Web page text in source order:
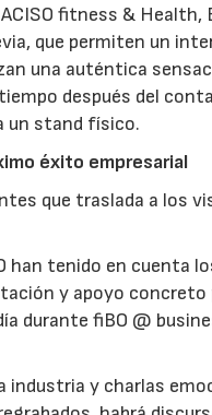
fitness & Health,
que permiten un
una auténtica
después del
un stand físico.
éxito empresarial
que traslada a los
tenido en cuenta
y apoyo concreto
durante fiBO @
y charlas